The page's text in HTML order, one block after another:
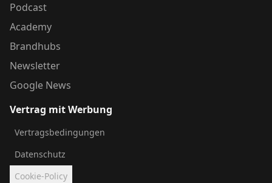
Podcast
Academy
Brandhubs
Newsletter
Google News
Vertrag mit Werbung
Vertragsbedingungen
Datenschutz
Cookie-Policy